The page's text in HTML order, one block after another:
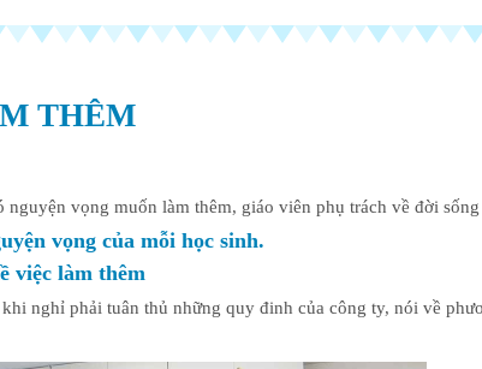
THÊM
nguyện vọng muốn làm thêm, giáo viên phụ trách về đời
vọng của mỗi học sinh.
việc làm thêm
nghỉ phải tuân thủ những quy đinh của công ty, nói về